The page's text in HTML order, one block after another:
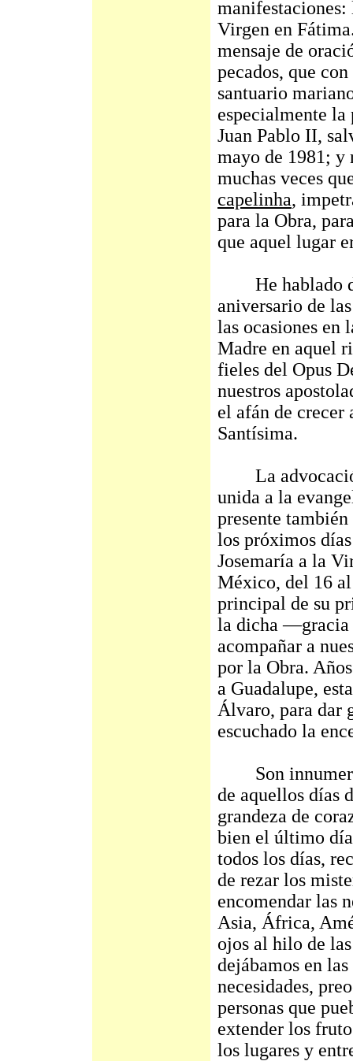
Virgen en
mensaje de
pecados, que
santuario
especialmente la
Juan Pablo II,
mayo de 1981; y
muchas veces
capelinha,
para la Obra,
que aquel lugar
He hablado de
aniversario de
las ocasiones en
Madre en aquel
fieles del Opus
nuestros
el afán de
Santísima.
La advocación
unida a la
presente
los próximos
Josemaría a la
México, del 16
principal de su
la dicha —gracia
acompañar a
por la Obra.
a Guadalupe,
Álvaro, para dar
escuchado la
Son
de aquellos días
grandeza de
bien el último
todos los días,
de rezar los
encomendar las
Asia, África,
ojos al hilo de
dejábamos en
necesidades,
personas que
extender los
los lugares y